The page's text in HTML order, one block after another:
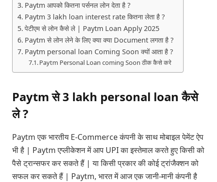
Paytm आपको कितना पर्सनल लोन देता है ?
Paytm 3 lakh loan interest rate कितना लेता है ?
पेटीएम से लोन कैसे ले | Paytm Loan Apply 2025
Paytm से लोन लेने के लिए क्या क्या Document लगता है ?
Paytm personal loan Coming Soon क्यों आता है ?
Paytm Personal Loan coming Soon ठीक कैसे करे
Paytm से 3 lakh personal loan कैसे
ले ?
Paytm एक भारतीय E-Commerce कंपनी के साथ मोबाइल पेमेंट ऐप
भी है | Paytm एप्लीकेशन में आप UPI का इस्तेमाल करते हुए किसी को
पैसे ट्रान्सफर कर सकते हैं | या किसी प्रकार की कोई ट्रांजैक्शन को
सफल कर सकते हैं | Paytm, भारत में आज एक जानी-मानी कंपनी है